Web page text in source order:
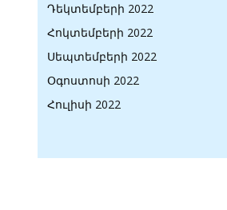
Դեկտեմբերի 2022
Հոկտեմբերի 2022
Սեպտեմբերի 2022
Օգոստոսի 2022
Հուլիսի 2022